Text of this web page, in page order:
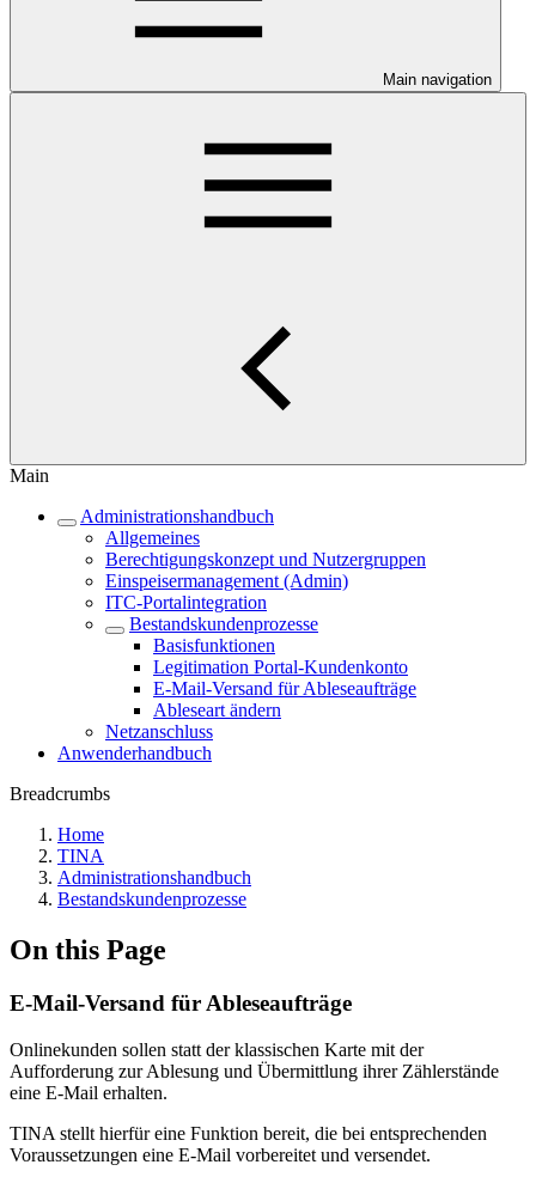
Main navigation
Main
Administrationshandbuch
Allgemeines
Berechtigungskonzept und Nutzergruppen
Einspeisermanagement (Admin)
ITC-Portalintegration
Bestandskundenprozesse
Basisfunktionen
Legitimation Portal-Kundenkonto
E-Mail-Versand für Ableseaufträge
Ableseart ändern
Netzanschluss
Anwenderhandbuch
Breadcrumbs
Home
TINA
Administrationshandbuch
Bestandskundenprozesse
On this Page
E-Mail-Versand für Ableseaufträge
Onlinekunden sollen statt der klassischen Karte mit der
Aufforderung zur Ablesung und Übermittlung ihrer Zählerstände
eine E-Mail erhalten.
TINA stellt hierfür eine Funktion bereit, die bei entsprechenden
Voraussetzungen eine E-Mail vorbereitet und versendet.